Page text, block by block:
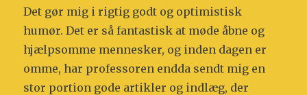
Det gør mig i rigtig godt og optimistisk
humør. Det er så fantastisk at møde åbne og
hjælpsomme mennesker, og inden dagen er
omme, har professoren endda sendt mig en
stor portion gode artikler og indlæg, der